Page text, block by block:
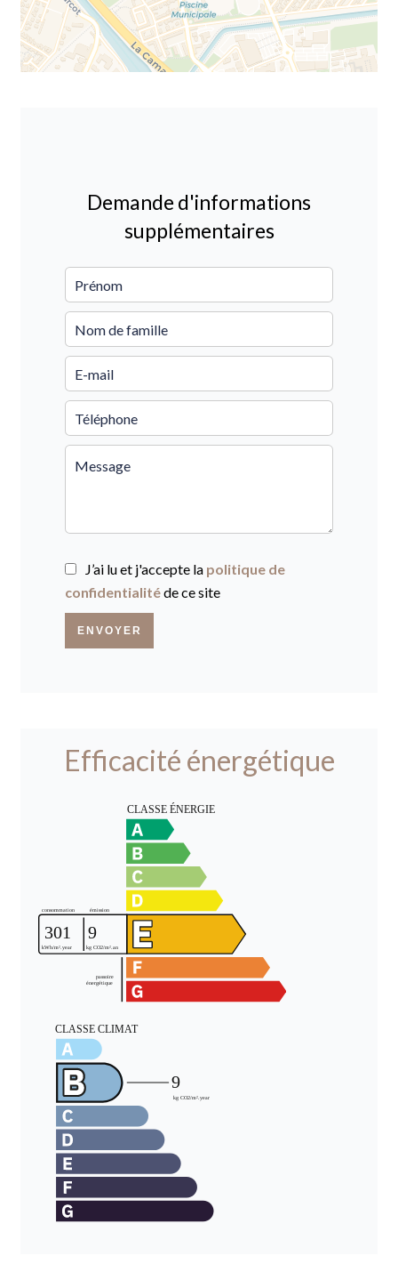
Demande d'informations
supplémentaires
J’ai lu et j'accepte la politique de
confidentialitéde ce site
ENVOYER
Efficacité énergétique